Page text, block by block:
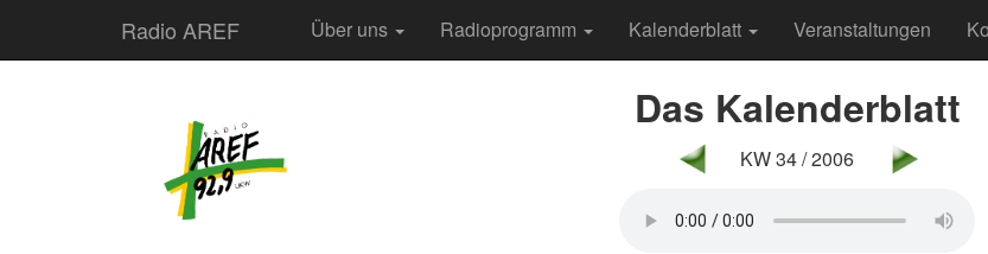
Radio AREF Über uns Radioprogramm Kalenderblatt Veranstaltungen
Das Kalenderblatt
KW 34 / 2006